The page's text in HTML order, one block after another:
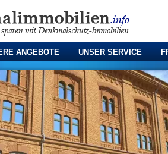
ANGEBOTE UNSER SERVICE